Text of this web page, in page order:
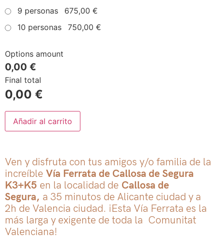
9 personas
675,00 €
10 personas
750,00 €
Options amount
0,00 €
Final total
0,00 €
Añadir al carrito
Ven y disfruta con tus amigos y/o familia de la
increíble Vía Ferrata de Callosa de Segura
K3+K5 en la localidad de Callosa de
Segura, a 35 minutos de Alicante ciudad y a
2h de Valencia ciudad. ¡Esta Vía Ferrata es la
más larga y exigente de toda la Comunitat
Valenciana!